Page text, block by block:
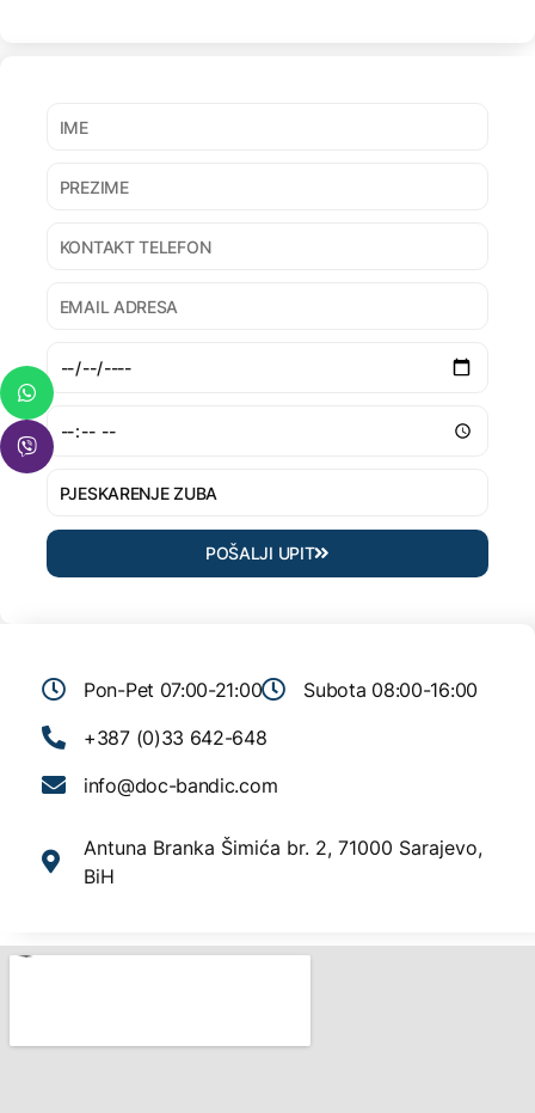
POŠALJI UPIT
Pon-Pet 07:00-21:00
Subota 08:00-16:00
+387 (0)33 642-648
info@doc-bandic.com
Antuna Branka Šimića br. 2, 71000 Sarajevo,
BiH